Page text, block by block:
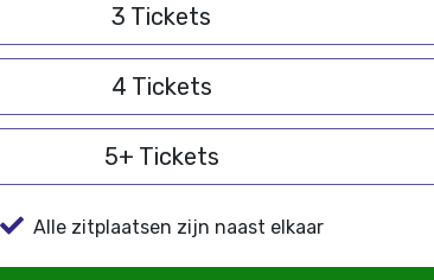
3 Tickets
4 Tickets
5+ Tickets
Alle zitplaatsen zijn naast elkaar